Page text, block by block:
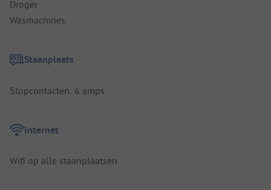
Droger
Wasmachines
Staanplaats
Stopcontacten: 6 amps
Internet
Wifi op alle staanplaatsen